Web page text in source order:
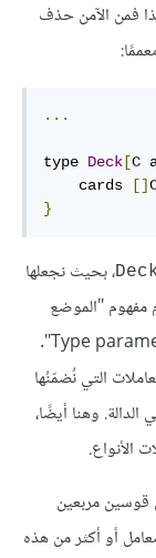
فمن الآمن حذف
...
type Deck [C
    cards
[]
}
، بحيث نجعلها
مفهوم "الموضع
المؤقت Placeholder" أو "معاملات النوع Type parameters".
التي نُضمّنُها
وهنا أيضًا،
الأنواع.
قوسين مربعين
أو أكثر من هذه